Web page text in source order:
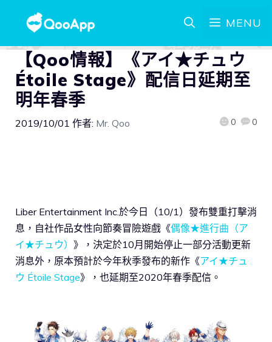
MENU
【Qoo情報】《アイ★チュウ
Étoile Stage》配信日延期至
明年春季
2019/10/01 作者: Mr. Qoo 0 0
Liber Entertainment Inc.於今日（10/1）發布雙重打擊消
息，自社作品女性向節奏冒險遊戲《偶像★進行曲（ア
イ★チュウ） 》，決定於10月開始停止一部分活動更新
消息外，原本預計於今年秋季發布的新作《アイ★チュ
ウ Étoile Stage》，也延期至2020年春季配信。